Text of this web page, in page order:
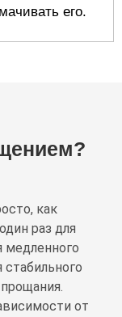
его.
как
раз для
медленного
стабильного
от